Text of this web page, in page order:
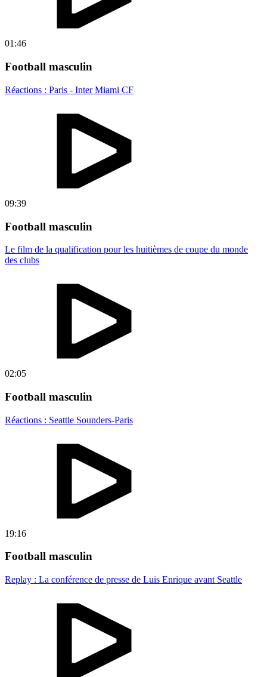
01:46
Football masculin
Réactions : Paris - Inter Miami CF
09:39
Football masculin
Le film de la qualification pour les huitièmes de coupe du monde
des clubs
02:05
Football masculin
Réactions : Seattle Sounders-Paris
19:16
Football masculin
Replay : La conférence de presse de Luis Enrique avant Seattle